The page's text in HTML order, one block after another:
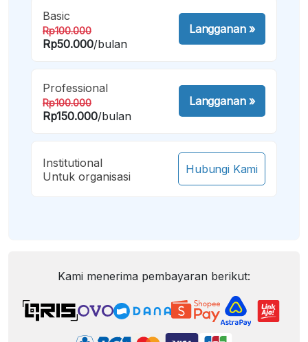
Basic
Rp100.000
Rp50.000/bulan
Langganan»
Professional
Rp100.000
Rp150.000/bulan
Langganan»
Institutional
Untuk organisasi
Hubungi Kami
Kami menerima pembayaran berikut: